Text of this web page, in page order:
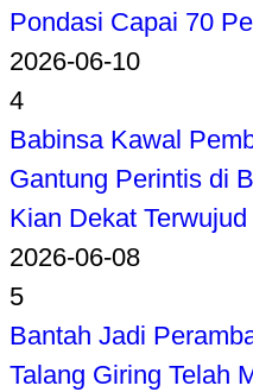
Pondasi Capai 70
2026-06-10
4
Babinsa Kawal
Gantung Perintis di
Kian Dekat Terwujud
2026-06-08
5
Bantah Jadi
Talang Giring Telah